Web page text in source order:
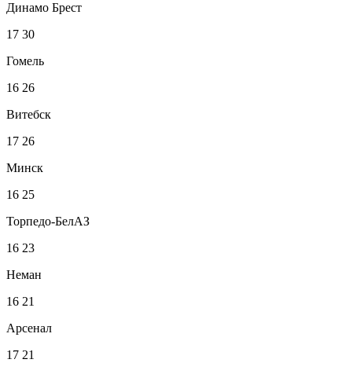
Динамо Брест
17 30
Гомель
16 26
Витебск
17 26
Минск
16 25
Торпедо-БелАЗ
16 23
Неман
16 21
Арсенал
17 21